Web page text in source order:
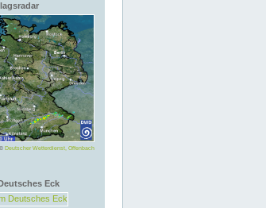
Deutscher Wetterdienst, Offenbach
Eck